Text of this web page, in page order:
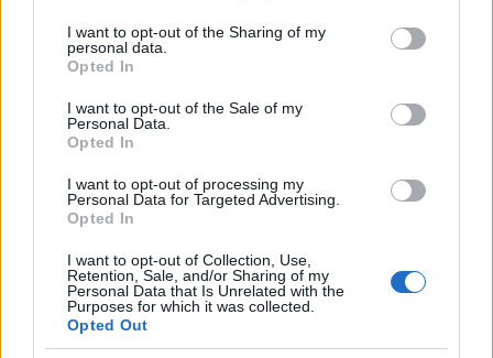
not limited to your visit or usage behaviour. You may click to
grant or deny consent to Google and its third-party tags to
use your data for below specified purposes in below Google
consent section.
I want to opt-out of the Sharing of my
personal data.
Opted In
I want to opt-out of the Sale of my
Personal Data.
Opted In
I want to opt-out of processing my
Personal Data for Targeted Advertising.
Opted In
I want to opt-out of Collection, Use,
Retention, Sale, and/or Sharing of my
Personal Data that Is Unrelated with the
Purposes for which it was collected.
Opted Out